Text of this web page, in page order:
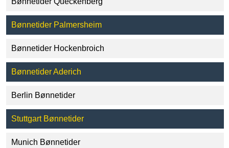
Bønnetider Palmersheim
Bønnetider Hockenbroich
Bønnetider Aderich
Berlin Bønnetider
Stuttgart Bønnetider
Munich Bønnetider